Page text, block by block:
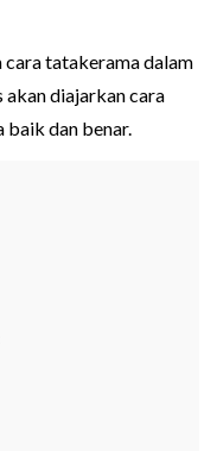
tatakerama dalam
akan diajarkan cara
baik dan benar.